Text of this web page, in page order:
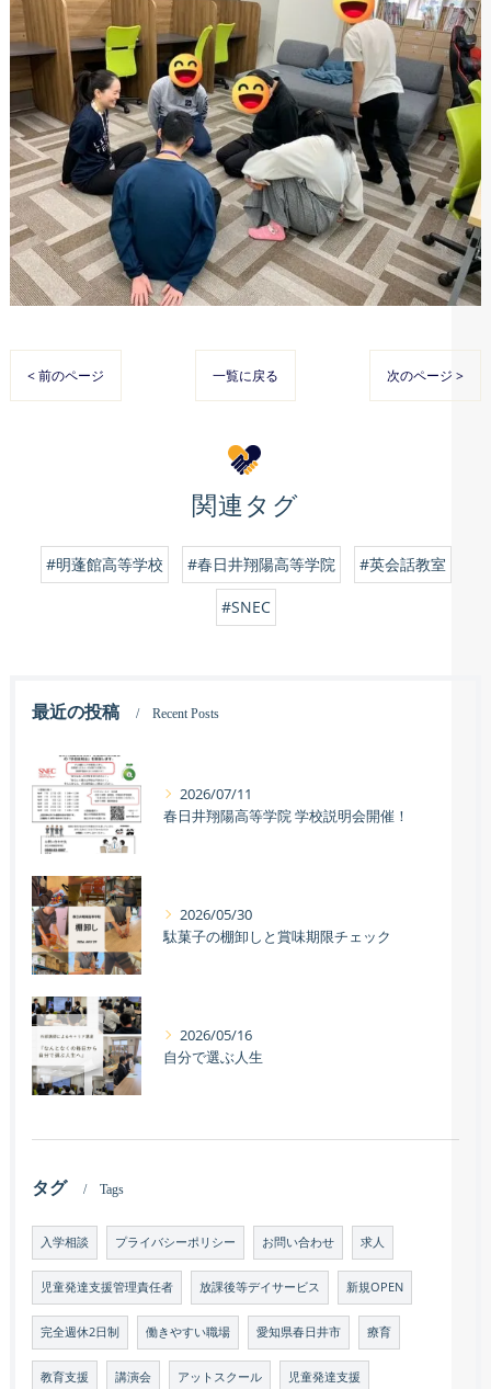
< 前のページ 一覧に戻る 次のページ >
関連タグ
#明蓬館高等学校 #春日井翔陽高等学院 #英会話教室
#SNEC
最近の投稿 Recent Posts
2026/07/11
春日井翔陽高等学院 学校説明会開催！
2026/05/30
駄菓子の棚卸しと賞味期限チェック
2026/05/16
自分で選ぶ人生
タグ Tags
入学相談 プライバシーポリシー お問い合わせ 求人
児童発達支援管理責任者 放課後等デイサービス 新規OPEN
完全週休2日制 働きやすい職場 愛知県春日井市 療育
教育支援 講演会 アットスクール 児童発達支援